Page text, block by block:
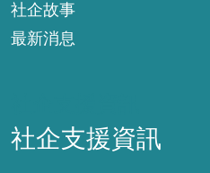
社企故事
最新消息
社企支援資訊